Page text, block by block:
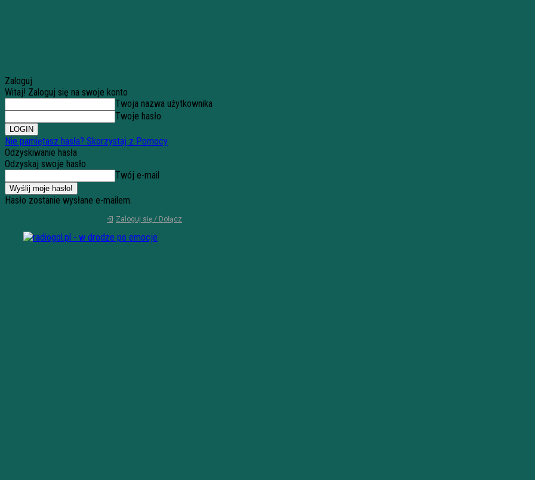
Zaloguj
Witaj! Zaloguj się na swoje konto
Twoja nazwa użytkownika
Twoje hasło
Nie pamiętasz hasła? Skorzystaj z Pomocy
Odzyskiwanie hasła
Odzyskaj swoje hasło
Twój e-mail
Hasło zostanie wysłane e-mailem.
Zaloguj się / Dołącz